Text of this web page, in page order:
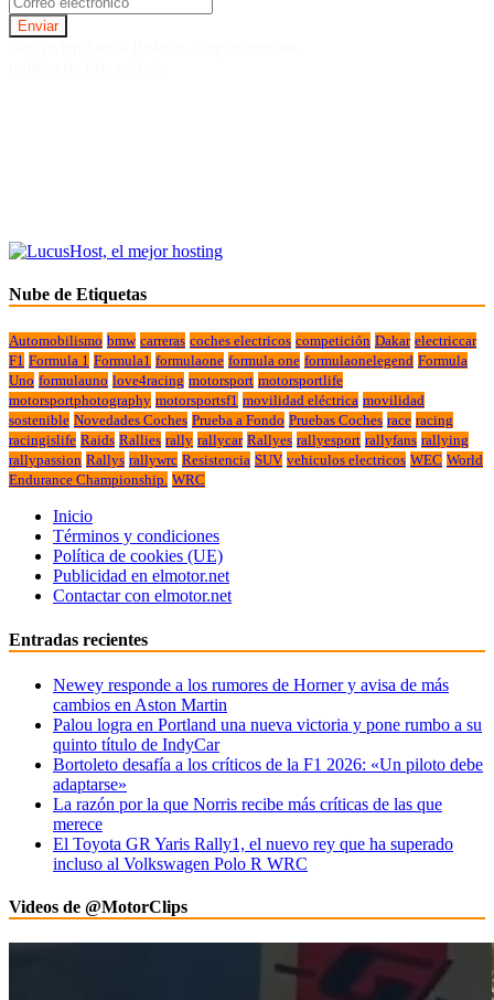
Nube de Etiquetas
Automobilismo bmw carreras coches electricos competición Dakar electriccar
F1 Formula 1 Formula1 formulaone formula one formulaonelegend Formula
Uno formulauno love4racing motorsport motorsportlife
motorsportphotography motorsportsf1 movilidad eléctrica movilidad
sostenible Novedades Coches Prueba a Fondo Pruebas Coches race racing
racingislife Raids Rallies rally rallycar Rallyes rallyesport rallyfans rallying
rallypassion Rallys rallywrc Resistencia SUV vehiculos electricos WEC World
Endurance Championship. WRC
Inicio
Términos y condiciones
Política de cookies (UE)
Publicidad en elmotor.net
Contactar con elmotor.net
Entradas recientes
Newey responde a los rumores de Horner y avisa de más
cambios en Aston Martin
Palou logra en Portland una nueva victoria y pone rumbo a su
quinto título de IndyCar
Bortoleto desafía a los críticos de la F1 2026: «Un piloto debe
adaptarse»
La razón por la que Norris recibe más críticas de las que
merece
El Toyota GR Yaris Rally1, el nuevo rey que ha superado
incluso al Volkswagen Polo R WRC
Videos de @MotorClips